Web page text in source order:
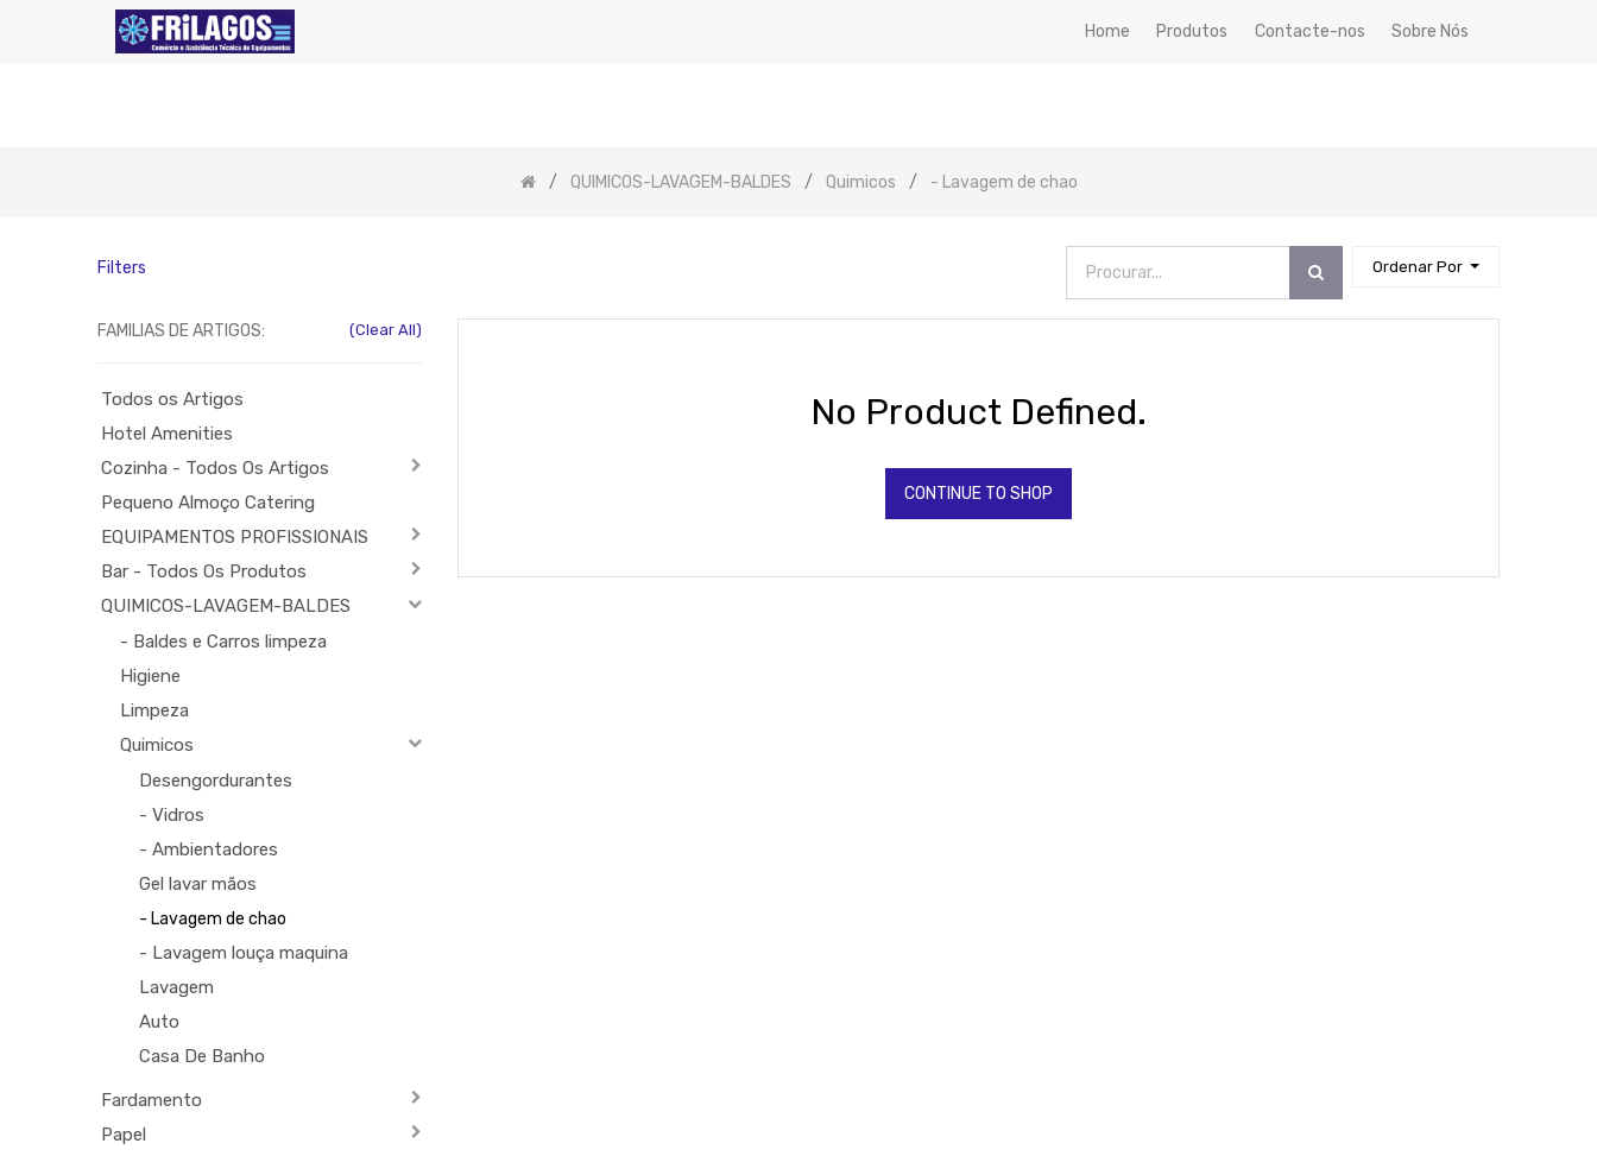
Home Produtos Contacte-nos Sobre Nós
QUIMICOS-LAVAGEM-BALDES Quimicos - Lavagem de chao
Ordenar Por
Filters
FAMILIAS DE ARTIGOS: (Clear All)
Todos os Artigos
Hotel Amenities
Cozinha - Todos Os Artigos
Pequeno Almoço Catering
EQUIPAMENTOS PROFISSIONAIS
Bar - Todos Os Produtos
QUIMICOS-LAVAGEM-BALDES
- Baldes e Carros limpeza
Higiene
Limpeza
Quimicos
Desengordurantes
- Vidros
- Ambientadores
Gel lavar mãos
- Lavagem de chao
- Lavagem louça maquina
Lavagem
Auto
Casa De Banho
Fardamento
Papel
No Product Defined.
CONTINUE TO SHOP